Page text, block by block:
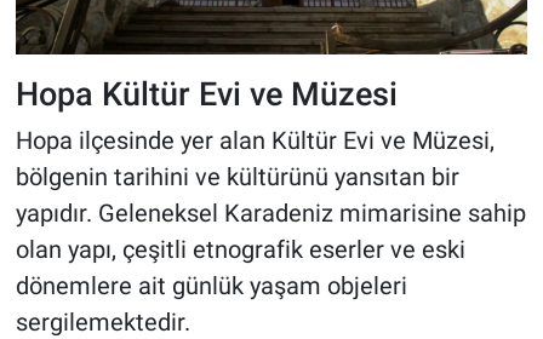
Hopa Kültür Evi ve Müzesi
Hopa ilçesinde yer alan Kültür Evi ve Müzesi,
bölgenin tarihini ve kültürünü yansıtan bir
yapıdır. Geleneksel Karadeniz mimarisine sahip
olan yapı, çeşitli etnografik eserler ve eski
dönemlere ait günlük yaşam objeleri
sergilemektedir.